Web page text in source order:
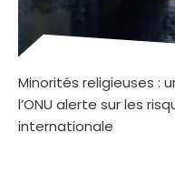
Minorités religieuses :
l’ONU alerte sur les
internationale